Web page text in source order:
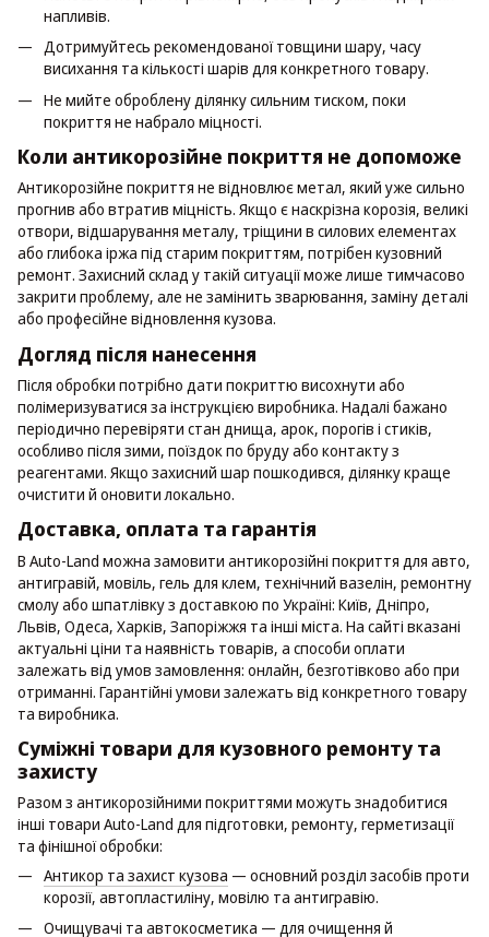
напливів.
Дотримуйтесь рекомендованої товщини шару, часу
висихання та кількості шарів для конкретного товару.
Не мийте оброблену ділянку сильним тиском, поки
покриття не набрало міцності.
Коли антикорозійне покриття не допоможе
Антикорозійне покриття не відновлює метал, який уже сильно
прогнив або втратив міцність. Якщо є наскрізна корозія, великі
отвори, відшарування металу, тріщини в силових елементах
або глибока іржа під старим покриттям, потрібен кузовний
ремонт. Захисний склад у такій ситуації може лише тимчасово
закрити проблему, але не замінить зварювання, заміну деталі
або професійне відновлення кузова.
Догляд після нанесення
Після обробки потрібно дати покриттю висохнути або
полімеризуватися за інструкцією виробника. Надалі бажано
періодично перевіряти стан днища, арок, порогів і стиків,
особливо після зими, поїздок по бруду або контакту з
реагентами. Якщо захисний шар пошкодився, ділянку краще
очистити й оновити локально.
Доставка, оплата та гарантія
В Auto-Land можна замовити антикорозійні покриття для авто,
антигравій, мовіль, гель для клем, технічний вазелін, ремонтну
смолу або шпатлівку з доставкою по Україні: Київ, Дніпро,
Львів, Одеса, Харків, Запоріжжя та інші міста. На сайті вказані
актуальні ціни та наявність товарів, а способи оплати
залежать від умов замовлення: онлайн, безготівково або при
отриманні. Гарантійні умови залежать від конкретного товару
та виробника.
Суміжні товари для кузовного ремонту та
захисту
Разом з антикорозійними покриттями можуть знадобитися
інші товари Auto-Land для підготовки, ремонту, герметизації
та фінішної обробки:
Антикор та захист кузова — основний розділ засобів проти
корозії, автопластиліну, мовілю та антигравію.
Очищувачі та автокосметика — для очищення й